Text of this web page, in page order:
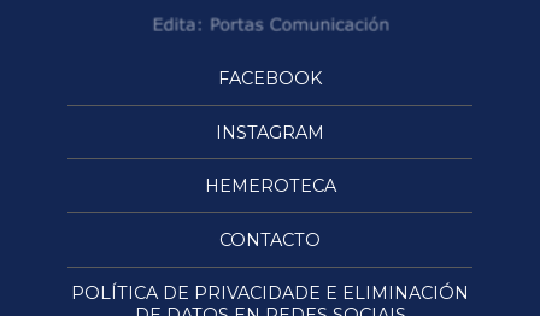
FACEBOOK
INSTAGRAM
HEMEROTECA
CONTACTO
POLÍTICA DE PRIVACIDADE E ELIMINACIÓN